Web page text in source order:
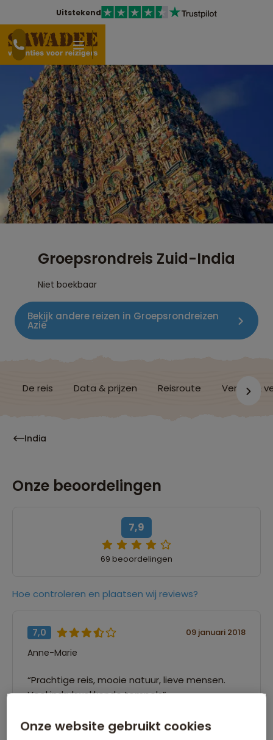
Uitstekend
Groepsrondreis Zuid-India
Niet boekbaar
Bekijk andere reizen in Groepsrondreizen
Azië
De reis Data & prijzen Reisroute Verblijf &
India
Onze beoordelingen
7,9
69 beoordelingen
Hoe controleren en plaatsen wij reviews?
7,0 09 januari 2018
Anne-Marie
“Prachtige reis, mooie natuur, lieve mensen.
Veel indrukwekkende tempels”
Onze website gebruikt cookies